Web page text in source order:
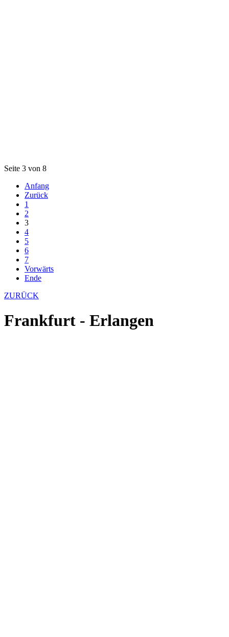
Seite 3 von 8
Anfang
Zurück
1
2
3
4
5
6
7
Vorwärts
Ende
ZURÜCK
Frankfurt - Erlangen